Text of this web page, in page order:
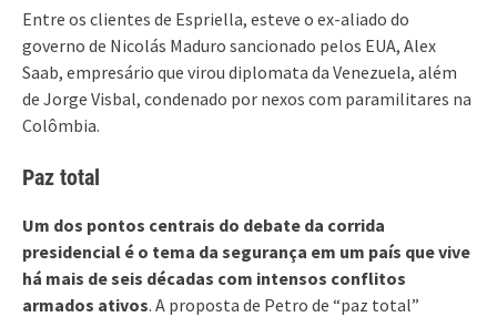
Entre os clientes de Espriella, esteve o ex-aliado do
governo de Nicolás Maduro sancionado pelos EUA, Alex
Saab, empresário que virou diplomata da Venezuela, além
de Jorge Visbal, condenado por nexos com paramilitares na
Colômbia.
Paz total
Um dos pontos centrais do debate da corrida
presidencial é o tema da segurança em um país que vive
há mais de seis décadas com intensos conflitos
armados ativos. A proposta de Petro de “paz total”